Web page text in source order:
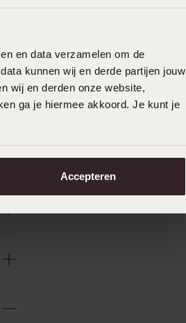
en data verzamelen om de
kunnen wij en derde partijen jouw
wij en derden onze website,
ga je hiermee akkoord. Je kunt je
Accepteren